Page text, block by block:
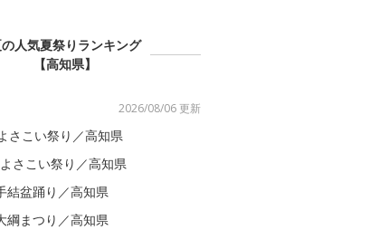
人気夏祭りランキング
【高知県】
2026/08/06 更新
さこい祭り／高知県
さこい祭り／高知県
結盆踊り／高知県
綱まつり／高知県